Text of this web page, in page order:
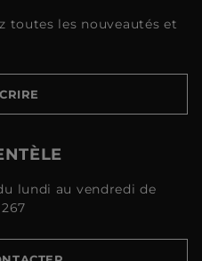
toutes les nouveautés et
lundi au vendredi de